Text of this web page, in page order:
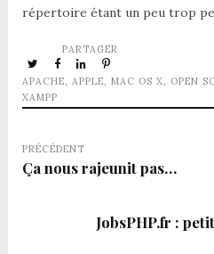
répertoire étant un peu trop
APACHE, APPLE, MAC OS X, OPEN
XAMPP
PARTAGER
PRÉCÉDENT
Ça nous rajeunit pas…
JobsPHP.fr :